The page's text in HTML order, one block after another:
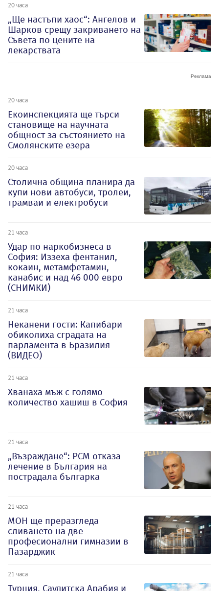
20 часа
„Ще настъпи хаос“: Ангелов и
Шарков срещу закриването на
Съвета по цените на
лекарствата
20 часа
Екоинспекцията ще търси
становище на научната
общност за състоянието на
Смолянските езера
20 часа
Столична община планира да
купи нови автобуси, тролеи,
трамваи и електробуси
21 часа
Удар по наркобизнеса в
София: Иззеха фентанил,
кокаин, метамфетамин,
канабис и над 46 000 евро
(СНИМКИ)
21 часа
Неканени гости: Капибари
обиколиха сградата на
парламента в Бразилия
(ВИДЕО)
21 часа
Хванаха мъж с голямо
количество хашиш в София
21 часа
„Възраждане“: РСМ отказа
лечение в България на
пострадала българка
21 часа
МОН ще преразгледа
сливането на две
професионални гимназии в
Пазарджик
21 часа
Турция, Саудитска Арабия и